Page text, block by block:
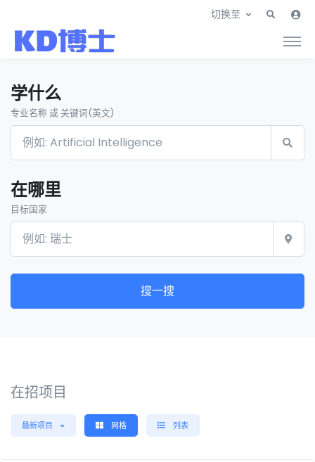
切换至
学什么
专业名称 或 关键词(英文)
在哪里
目标国家
搜一搜
在招项目
最新项目 网格 列表